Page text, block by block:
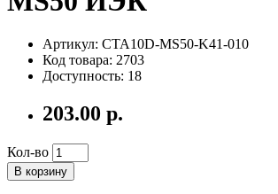
Артикул: CTA10D-MS50-K41-010
Код товара: 2703
Доступность: 18
203.00 р.
Кол-во
В корзину